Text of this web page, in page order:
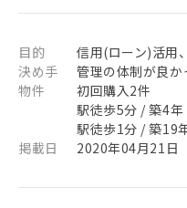
目的
信用(ローン)活用
決め手
管理の体制が良
物件
初回購入2件
駅徒歩5分 / 築4
駅徒歩1分 / 築19
掲載日
2020年04月21日